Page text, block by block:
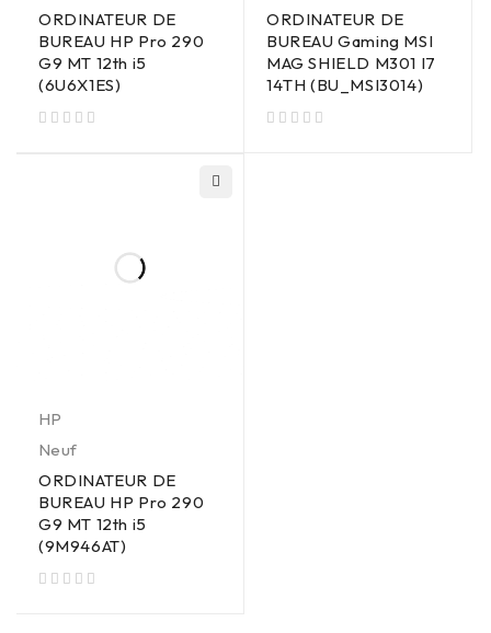
ORDINATEUR DE
BUREAU HP Pro 290
G9 MT 12th i5
(6U6X1ES)
ORDINATEUR DE
BUREAU Gaming MSI
MAG SHIELD M301 I7
14TH (BU_MSI3014)
HP
Neuf
ORDINATEUR DE
BUREAU HP Pro 290
G9 MT 12th i5
(9M946AT)